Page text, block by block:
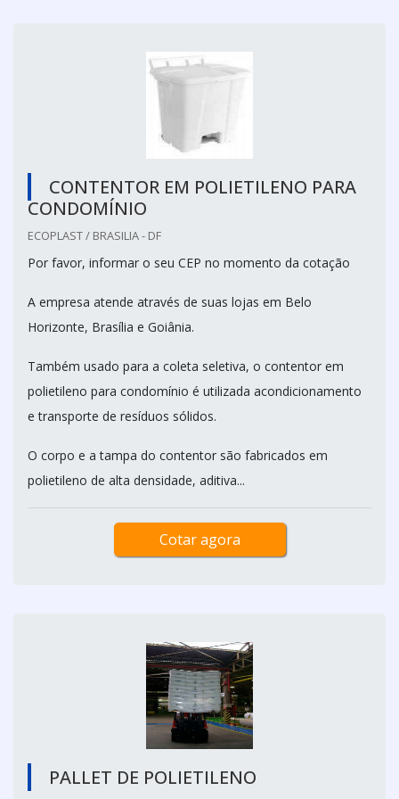
CONTENTOR EM POLIETILENO PARA
CONDOMÍNIO
ECOPLAST / BRASILIA - DF
Por favor, informar o seu CEP no momento da cotação
A empresa atende através de suas lojas em Belo
Horizonte, Brasília e Goiânia.
Também usado para a coleta seletiva, o contentor em
polietileno para condomínio é utilizada acondicionamento
e transporte de resíduos sólidos.
O corpo e a tampa do contentor são fabricados em
polietileno de alta densidade, aditiva...
Cotar agora
PALLET DE POLIETILENO